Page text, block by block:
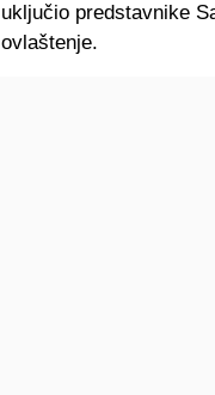
uključio predstavnike
ovlaštenje.